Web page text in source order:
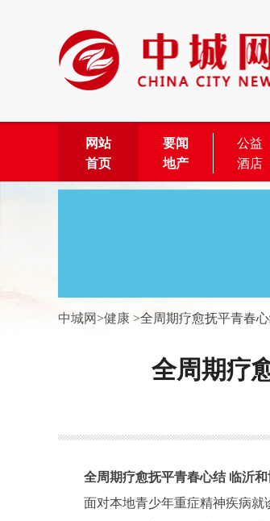
网站
首页
要闻 公益
地产
酒店
中城网>健康 >全周期疗愈抚平青春
全周期疗
全周期疗愈抚平青春心结 临沂
面对本地青少年重症精神疾病